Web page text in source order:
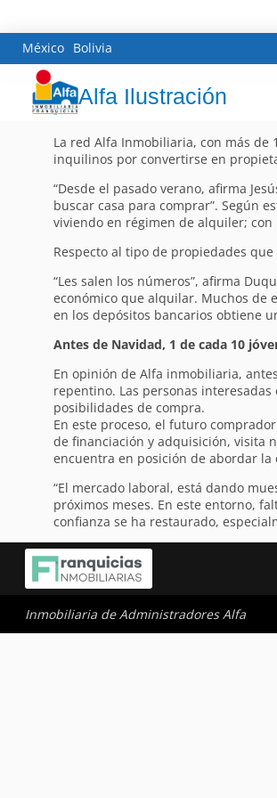
México Bolivia
Alfa Ilustración
La red Alfa Inmobiliaria, con más de
inquilinos por convertirse en
“Desde el pasado verano, afirma
buscar casa para comprar”. Según
viviendo en régimen de alquiler;
Respecto al tipo de propiedades
“Les salen los números”, afirma
económico que alquilar. Muchos de
en los depósitos bancarios obtiene
Antes de Navidad, 1 de cada 10
En opinión de Alfa inmobiliaria,
repentino. Las personas
posibilidades de compra.
En este proceso, el futuro
de financiación y adquisición, visita
encuentra en posición de abordar
“El mercado laboral, está dando
próximos meses. En este entorno,
confianza se ha restaurado,
Inmobiliaria de Administradores Alfa